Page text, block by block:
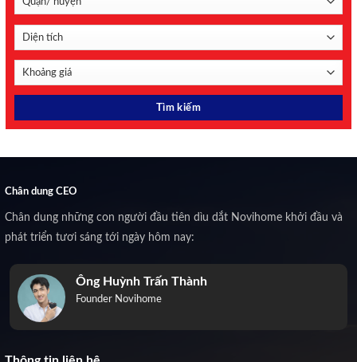
Chân dung CEO
Chân dung những con người đầu tiên dìu dắt Novihome khởi đầu và
phát triển tươi sáng tới ngày hôm nay:
Ông Huỳnh Trấn Thành
Founder Novihome